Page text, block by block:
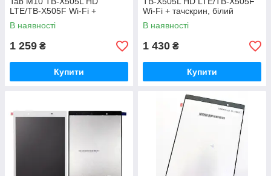
LTE/TB-X505F Wi-Fi +
тачскрин, чорний
В наявності
1 259 ₴
Купити
Wi-Fi + тачскрин, білий
В наявності
1 430 ₴
Купити